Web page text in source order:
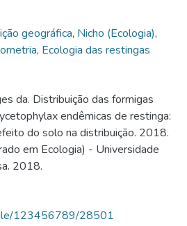
geográfica, Nicho (Ecologia),
, Ecologia das restingas
da. Distribuição das formigas
endêmicas de restinga:
do solo na distribuição. 2018.
em Ecologia) - Universidade
2018.
123456789/28501